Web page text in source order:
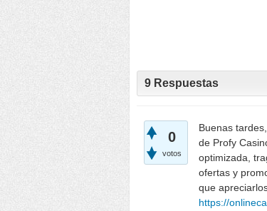
9 Respuestas
0
votos
Buenas
de Profy
optimizada,
ofertas y
que
https://